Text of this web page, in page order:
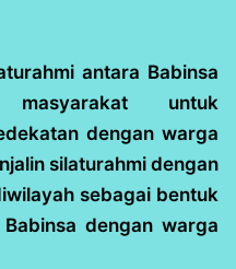
antara Babinsa
untuk
dengan warga
silaturahmi dengan
sebagai bentuk
dengan warga